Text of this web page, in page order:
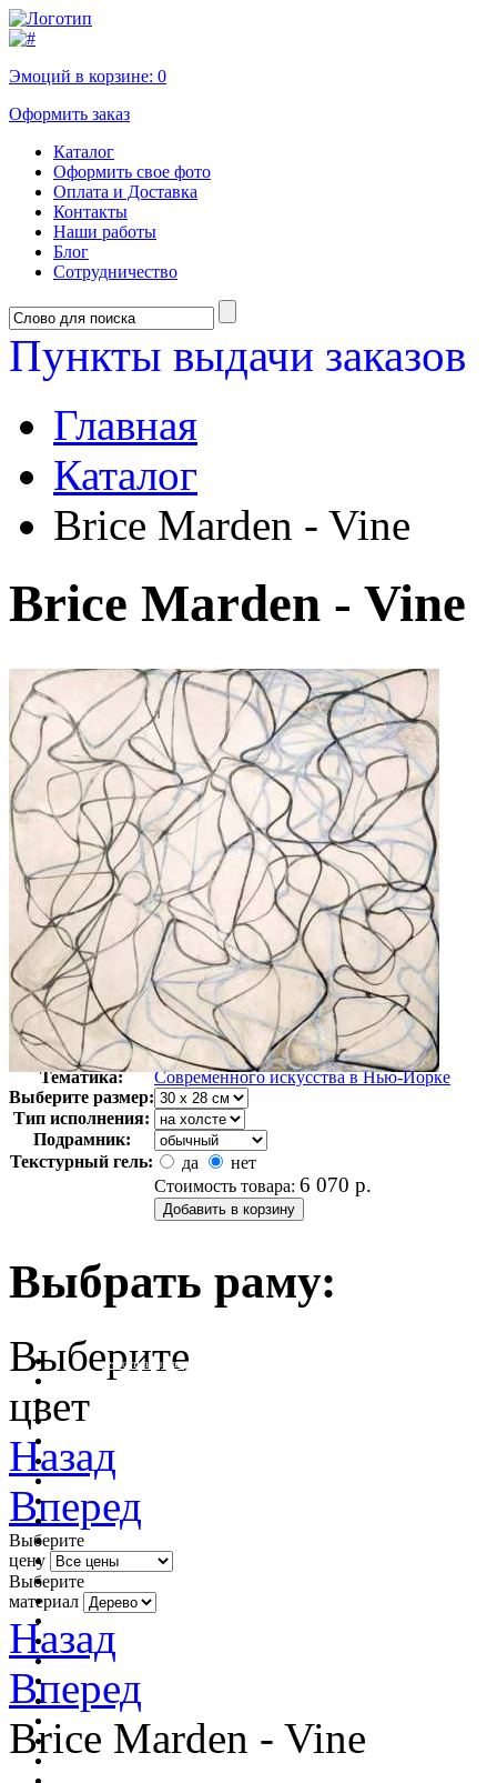
Эмоций в корзине: 0
Оформить заказ
Каталог
Оформить свое фото
Оплата и Доставка
Контакты
Наши работы
Блог
Сотрудничество
Пункты выдачи заказов
Главная
Каталог
Brice Marden - Vine
Brice Marden - Vine
Автор:
Неизвестно
Арт-стиль
Экспрессионизм
Тематика:
Cовременного искусства в Нью-Йорке
Выберите размер:
Тип исполнения:
Подрамник:
Текстурный гель:
да
нет
Стоимость товара: 6 070 р.
Выбрать раму:
очистить фильтр цвета
Выберите
цвет
Назад
Вперед
Выберите
цену
Выберите
материал
Назад
Вперед
Brice Marden - Vine